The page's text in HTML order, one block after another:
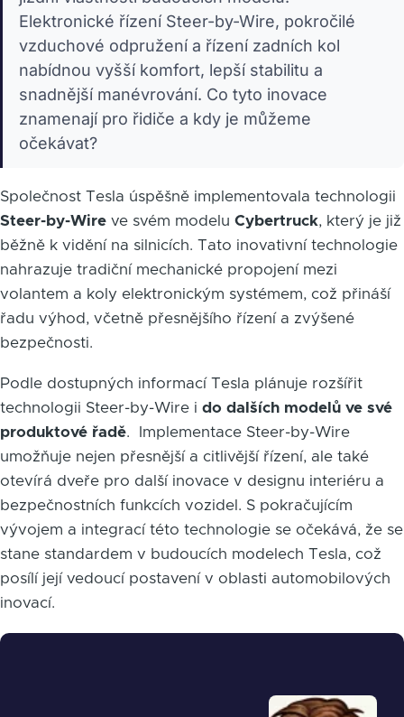
Elektronické řízení Steer-by-Wire, pokročilé
vzduchové odpružení a řízení zadních kol
nabídnou vyšší komfort, lepší stabilitu a
snadnější manévrování. Co tyto inovace
znamenají pro řidiče a kdy je můžeme
očekávat?
Společnost Tesla úspěšně implementovala technologii
Steer-by-Wire ve svém modelu Cybertruck, který je již
běžně k vidění na silnicích. Tato inovativní technologie
nahrazuje tradiční mechanické propojení mezi
volantem a koly elektronickým systémem, což přináší
řadu výhod, včetně přesnějšího řízení a zvýšené
bezpečnosti.
Podle dostupných informací Tesla plánuje rozšířit
technologii Steer-by-Wire i do dalších modelů ve své
produktové řadě. Implementace Steer-by-Wire
umožňuje nejen přesnější a citlivější řízení, ale také
otevírá dveře pro další inovace v designu interiéru a
bezpečnostních funkcích vozidel. S pokračujícím
vývojem a integrací této technologie se očekává, že se
stane standardem v budoucích modelech Tesla, což
posílí její vedoucí postavení v oblasti automobilových
inovací.